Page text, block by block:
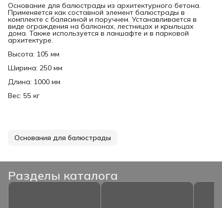
Основание для балюстрады из архитектурного бетона.
Применяется как составной элемент балюстрады в
комплекте с балясиной и поручнем. Устанавливается в
виде ограждения на балконах, лестницах и крыльцах
дома. Также используется в ланшафте и в парковой
архитектуре.
Высота: 105 мм
Ширина: 250 мм
Длина: 1000 мм
Вес: 55 кг
Основания для балюстрады
Разделы каталога